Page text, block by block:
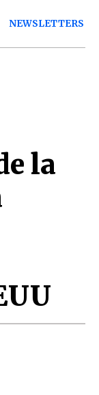
NEWSLETTERS
la